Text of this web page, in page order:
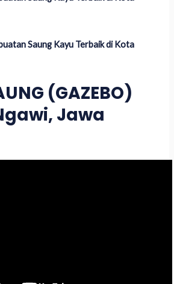
Saung Kayu Terbaik di Kota
(GAZEBO)
Jawa